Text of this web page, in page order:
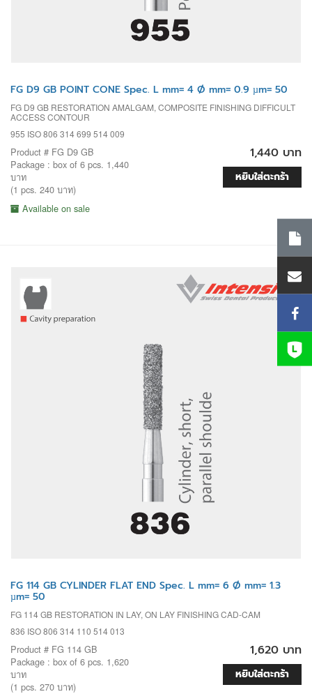
FG D9 GB POINT CONE Spec. L mm= 4 Ø mm= 0.9 µm= 50
FG D9 GB RESTORATION AMALGAM, COMPOSITE FINISHING DIFFICULT
ACCESS CONTOUR
955 ISO 806 314 699 514 009
Product # FG D9 GB
Package : box of 6 pcs. 1,440
บาท
(1 pcs. 240 บาท)
Available on sale
1,440 บาท
หยิบใส่ตะกร้า
FG 114 GB CYLINDER FLAT END Spec. L mm= 6 Ø mm= 1.3
µm= 50
FG 114 GB RESTORATION IN LAY, ON LAY FINISHING CAD-CAM
836 ISO 806 314 110 514 013
Product # FG 114 GB
Package : box of 6 pcs. 1,620
บาท
(1 pcs. 270 บาท)
1,620 บาท
หยิบใส่ตะกร้า